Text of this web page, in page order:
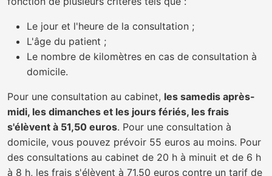
Le jour et l'heure de la consultation ;
L'âge du patient ;
Le nombre de kilomètres en cas de consultation à
domicile.
Pour une consultation au cabinet, les samedis après-
midi, les dimanches et les jours fériés, les frais
s'élèvent à 51,50 euros. Pour une consultation à
domicile, vous pouvez prévoir 55 euros au moins. Pour
des consultations au cabinet de 20 h à minuit et de 6 h
à 8 h, les frais s'élèvent à 71,50 euros contre un tarif de